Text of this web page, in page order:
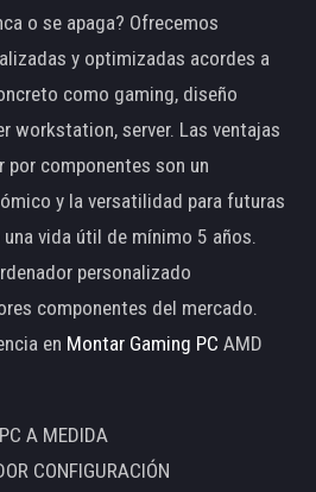
o se apaga? Ofrecemos
y optimizadas acordes a
como gaming, diseño
workstation, server. Las ventajas
por componentes son un
y la versatilidad para futuras
vida útil de mínimo 5 años.
personalizado
componentes del mercado.
en Montar Gaming PC AMD
A MEDIDA
CONFIGURACIÓN